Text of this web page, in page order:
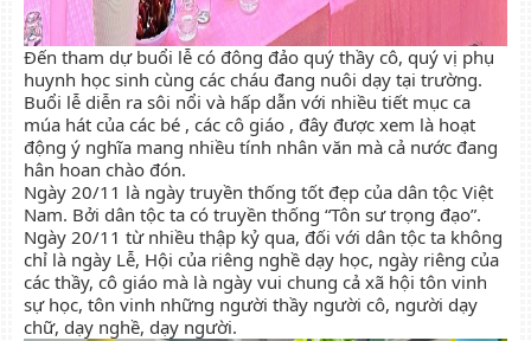
Đến tham dự buổi lễ có đông đảo quý thầy cô, quý vị phụ
huynh học sinh cùng các cháu đang nuôi dạy tại trường.
Buổi lễ diễn ra sôi nổi và hấp dẫn với nhiều tiết mục ca
múa hát của các bé , các cô giáo , đây được xem là hoạt
động ý nghĩa mang nhiều tính nhân văn mà cả nước đang
hân hoan chào đón.
Ngày 20/11 là ngày truyền thống tốt đẹp của dân tộc Việt
Nam. Bởi dân tộc ta có truyền thống “Tôn sư trọng đạo”.
Ngày 20/11 từ nhiều thập kỷ qua, đối với dân tộc ta không
chỉ là ngày Lễ, Hội của riêng nghề dạy học, ngày riêng của
các thầy, cô giáo mà là ngày vui chung cả xã hội tôn vinh
sự học, tôn vinh những người thầy người cô, người dạy
chữ, dạy nghề, dạy người.